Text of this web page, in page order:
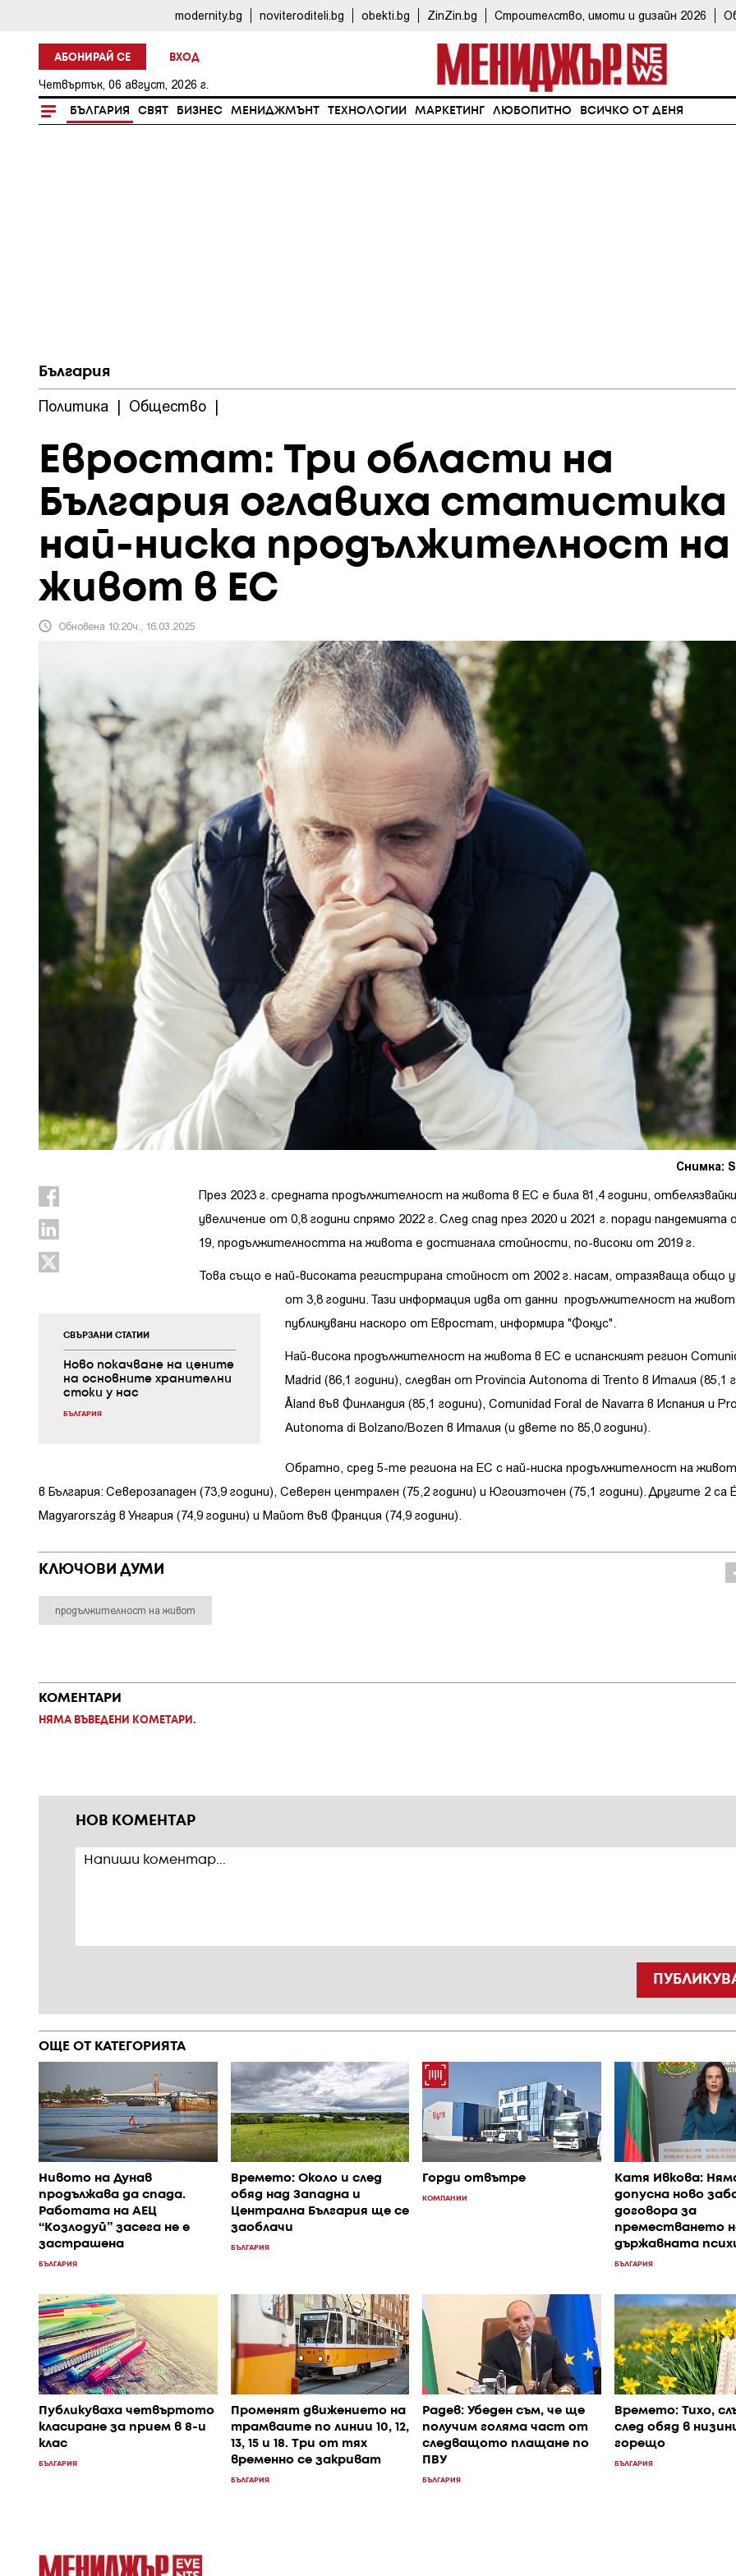
modernity.bg noviteroditeli.bg obekti.bg ZinZin.bg Строителство, имоти и дизайн 2026
АБОНИРАЙ СЕ ВХОД
Четвъртък, 06 август, 2026 г.
БЪЛГАРИЯ СВЯТ БИЗНЕС МЕНИДЖМЪНТ ТЕХНОЛОГИИ МАРКЕТИНГ ЛЮБОПИТНО ВСИЧКО ОТ ДЕНЯ
България
Политика | Общество |
Евростат: Три области на
България оглавиха статистика
най-ниска продължителност на
живот в ЕС
Обновена 10:20ч., 16.03.2025
Снимка:
СВЪРЗАНИ СТАТИИ
Ново покачване на цените
на основните хранителни
стоки у нас
БЪЛГАРИЯ
През 2023 г. средната продължителност на живота в ЕС е била 81,4 години, отбелязвайки
увеличение от 0,8 години спрямо 2022 г. След спад през 2020 и 2021 г. поради пандемията
19, продължителността на живота е достигнала стойности, по-високи от 2019 г.
Това също е най-високата регистрирана стойност от 2002 г. насам, отразяваща общо
от 3,8 години. Тази информация идва от данни продължителност на
публикувани наскоро от Евростат, информира "Фокус".
Най-висока продължителност на живота в ЕС е испанският регион
Madrid (86,1 години), следван от Provincia Autonoma di Trento в Италия (85,1
Åland във Финландия (85,1 години), Comunidad Foral de Navarra в Испания и
Autonoma di Bolzano/Bozen в Италия (и двете по 85,0 години).
Обратно, сред 5-те региона на ЕС с най-ниска продължителност на
в България: Северозападен (73,9 години), Северен централен (75,2 години) и Югоизточен (75,1 години). Другите 2 са
Magyarország в Унгария (74,9 години) и Майот във Франция (74,9 години).
КЛЮЧОВИ ДУМИ
продължителност на живот
КОМЕНТАРИ
НЯМА ВЪВЕДЕНИ КОМЕТАРИ.
НОВ КОМЕНТАР
ОЩЕ ОТ КАТЕГОРИЯТА
Нивото на Дунав
продължава да спада.
Работата на АЕЦ
“Козлодуй” засега не е
застрашена
БЪЛГАРИЯ
Времето: Около и след
обяд над Западна и
Централна България ще се
заоблачи
БЪЛГАРИЯ
Горди отвътре
КОМПАНИИ
Катя Ивкова:
допусна ново
договора за
преместването
държавната
БЪЛГАРИЯ
Публикуваха четвъртото
класиране за прием в 8-и
клас
БЪЛГАРИЯ
Променят движението на
трамваите по линии 10, 12,
13, 15 и 18. Три от тях
временно се закриват
БЪЛГАРИЯ
Радев: Убеден съм, че ще
получим голяма част от
следващото плащане по
ПВУ
БЪЛГАРИЯ
Времето: Тихо,
след обяд в
горещо
БЪЛГАРИЯ